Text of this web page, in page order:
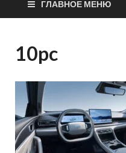
ГЛАВНОЕ МЕНЮ
10pc